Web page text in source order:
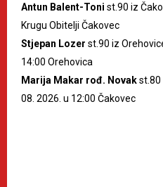
Antun Balent-Toni st.90 iz
Krugu Obitelji Čakovec
Stjepan Lozer st.90 iz
14:00 Orehovica
Marija Makar rođ. Novakst.80
08. 2026. u 12:00 Čakovec